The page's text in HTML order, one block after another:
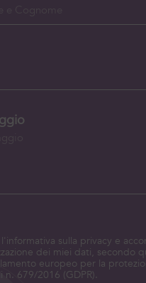
informativa sulla privacy e
dei miei dati, secondo
europeo per la
n. 679/2016 (GDPR).